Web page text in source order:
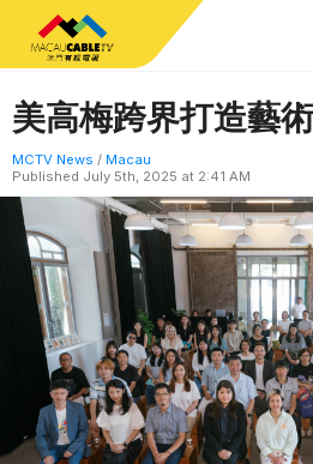
美高梅跨界打造藝
MCTV News / Macau
Published July 5th, 2025 at 2:41 AM